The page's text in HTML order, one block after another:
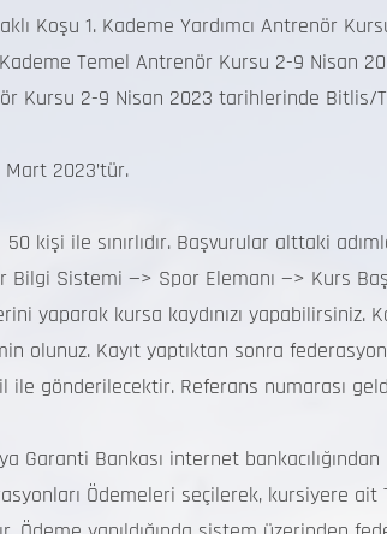
Koşu 1. Kademe Yardımcı Antrenör
Temel Antrenör Kursu 2-9 Nisan
Kursu 2-9 Nisan 2023 tarihlerinde Bitlis/
2023’tür.
kişi ile sınırlıdır. Başvurular alttaki
Sistemi —> Spor Elemanı —> Kurs
yaparak kursa kaydınızı
olunuz. Kayıt yaptıktan sonra
ile gönderilecektir. Referans numarası
Garanti Bankası internet
Ödemeleri seçilerek, kursiyere